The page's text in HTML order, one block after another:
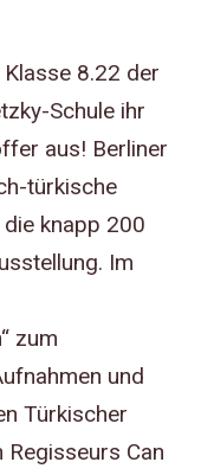
8.22 der
Schule ihr
aus! Berliner
türkische
knapp 200
Im
zum
und
Türkischer
Can